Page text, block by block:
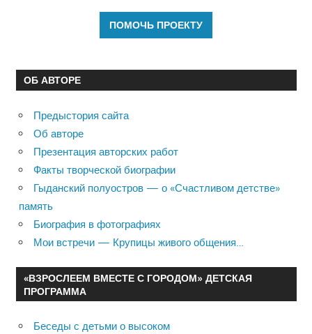
ОБ АВТОРЕ
Предыстория сайта
Об авторе
Презентация авторских работ
Факты творческой биографии
Гыданский полуостров — о «Счастливом детстве»
память
Биография в фотографиях
Мои встречи — Крупицы живого общения…
«ВЗРОСЛЕЕМ ВМЕСТЕ С ГОРОДОМ» ДЕТСКАЯ
ПРОГРАММА
Беседы с детьми о высоком